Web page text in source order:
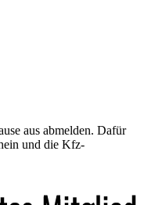
aus abmelden. Dafür
und die Kfz-